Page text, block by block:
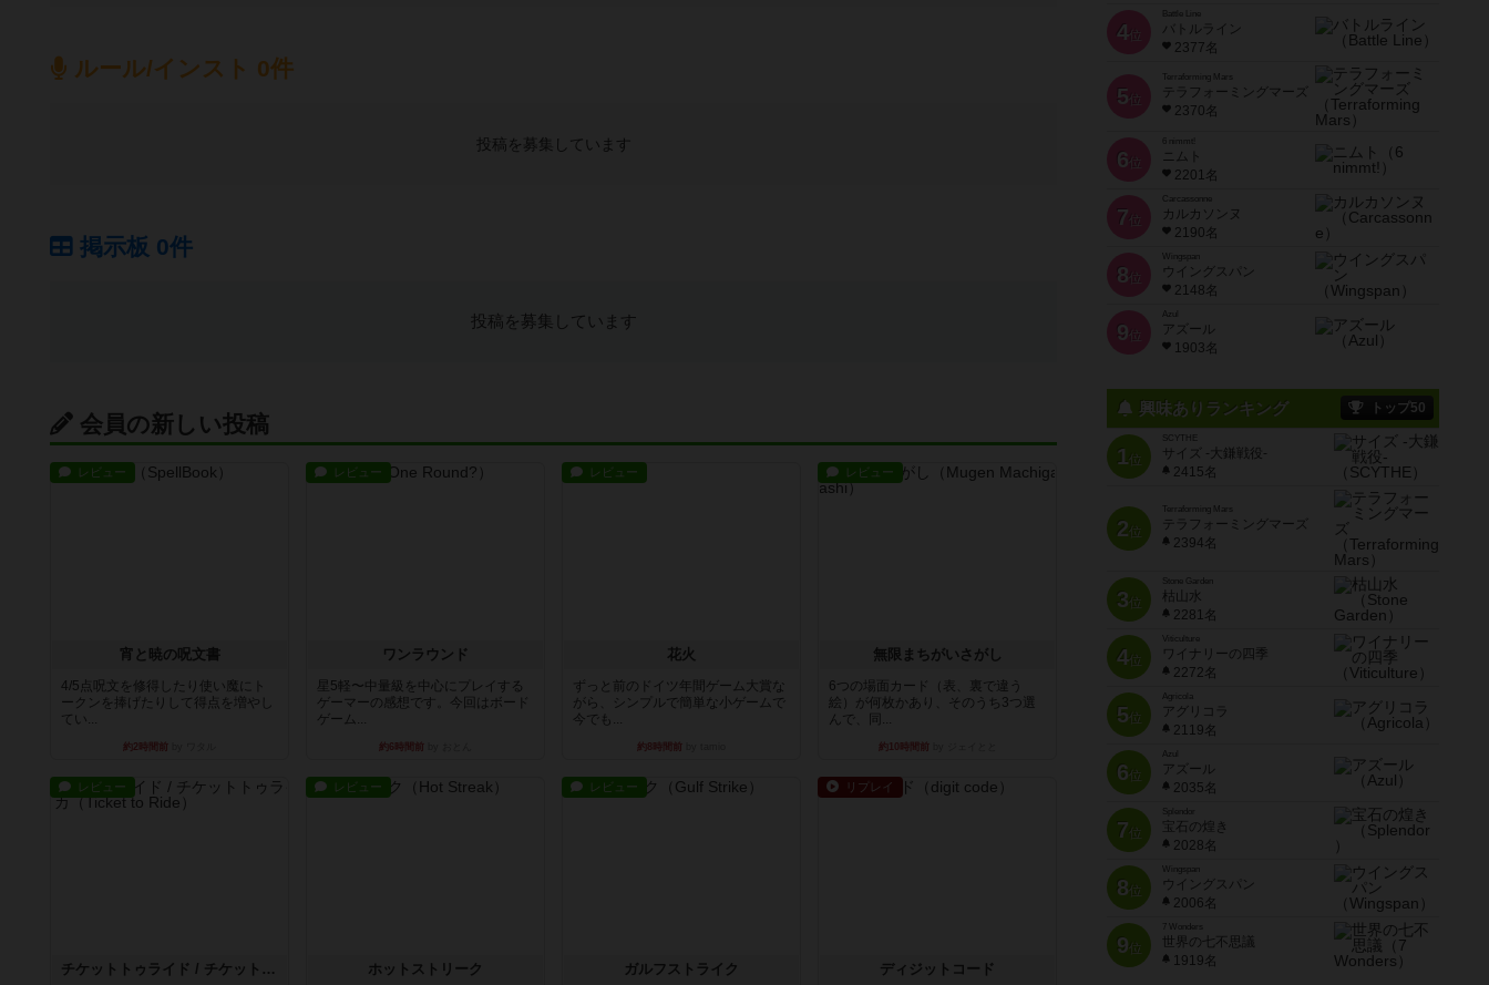
ルール/インスト 0件
投稿を募集しています
掲示板 0件
投稿を募集しています
会員の新しい投稿
レビュー
宵と暁の呪文書
4/5点呪文を修得したり使い魔にト
ークンを捧げたりして得点を増やし
てい...
約2時間前
レビュー
ワンラウンド
星5軽〜中量級を中心にプレイする
ゲーマーの感想です。今回はボード
ゲーム...
約6時間前
レビュー
花火
ずっと前のドイツ年間ゲーム大賞な
がら、シンプルで簡単な小ゲームで
今でも...
約8時間前
レビュー
無限まちがいさがし
6つの場面カード（表、裏で違う
絵）が何枚かあり、そのうち3つ選
んで、同...
約10時間前
レビュー
チケットトゥライド / チケットトゥライドアメリカ
レビュー
ホットストリーク
レビュー
ガルフストライク
リプレイ
ディジットコード
4位
Battle Line
バトルライン
2377名
5 位
Terraforming Mars
テラフォーミングマーズ
2370名
6 位
ニムト
2201名
7 位
Carcassonne
カルカソンヌ
2190名
8 位
Wingspan
ウイングスパン
2148名
9 位
Azul
アズール
1903名
興味ありランキング トップ50
1位
SCYTHE
サイズ -大鎌戦役-
2415名
2位
Terraforming Mars
テラフォーミングマーズ
2394名
3位
Stone Garden
枯山水
2281名
4位
Viticulture
ワイナリーの四季
2272名
5位
Agricola
アグリコラ
2119名
6位
Azul
アズール
2035名
7位
宝石の煌き
2028名
8位
Wingspan
ウイングスパン
2006名
9位
7 Wonders
世界の七不思議
1919名